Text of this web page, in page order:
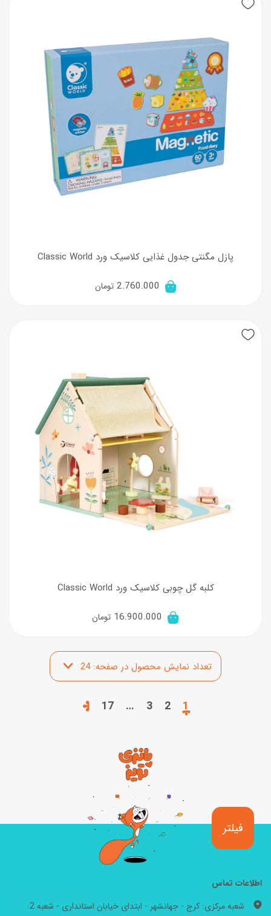
فیلتر
پازل مگنتی جدول غذایی کلاسیک ورد Classic World
2.760.000 تومان
کلبه گل چوبی کلاسیک ورد Classic World
16.900.000 تومان
1
2
3
…
17
اطلاعات تماس
شعبه مرکزی: کرج - جهانشهر - ابتدای خیابان استانداری - شعبه 2: